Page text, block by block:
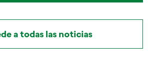
a todas las noticias